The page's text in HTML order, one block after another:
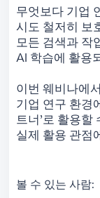
무엇보다 기업
시도 철저히 보
모든 검색과 작
AI 학습에 활용
이번 웨비나에
기업 연구 환경
트너’로 활용할
실제 활용 관점
볼 수 있는 사람: